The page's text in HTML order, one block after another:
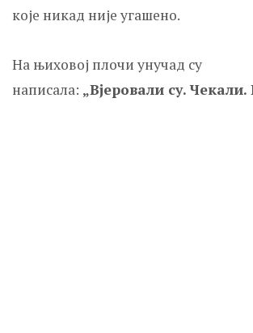
које никад није угашено.
На њиховој плочи унучад су
написала: „Вјеровали су.